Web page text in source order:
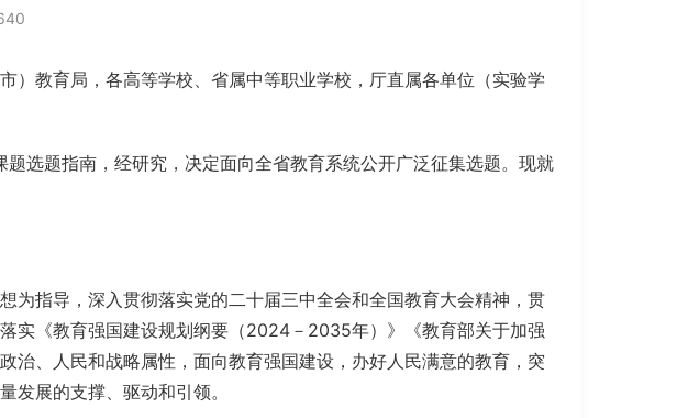
）教育局，各高等学校、省属中等职业学校，厅直属各单位（实验学
选题指南，经研究，决定面向全省教育系统公开广泛征集选题。现就
为指导，深入贯彻落实党的二十届三中全会和全国教育大会精神，贯
实《教育强国建设规划纲要（2024－2035年）》《教育部关于加强
治、人民和战略属性，面向教育强国建设，办好人民满意的教育，突
发展的支撑、驱动和引领。